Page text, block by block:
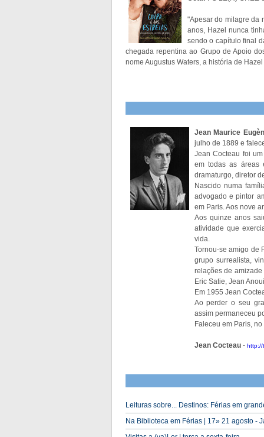
"Apesar do milagre da
anos, Hazel nunca
sendo o capítulo final
chegada repentina ao Grupo de Apoio
nome Augustus Waters, a história de
Jean Maurice
julho de 1889 e
Jean Cocteau foi
em todas as áreas
dramaturgo, diretor
Nascido numa
advogado e pintor
em Paris. Aos nove
Aos quinze anos
atividade que
vida.
Tornou-se amigo de
grupo surrealista,
relações de
Eric Satie, Jean
Em 1955 Jean
Ao perder o seu
assim permaneceu
Faleceu em Paris,
Jean Cocteau- http://
Leituras sobre... Destinos: Férias em
Na Biblioteca em Férias | 17» 21 agosto -